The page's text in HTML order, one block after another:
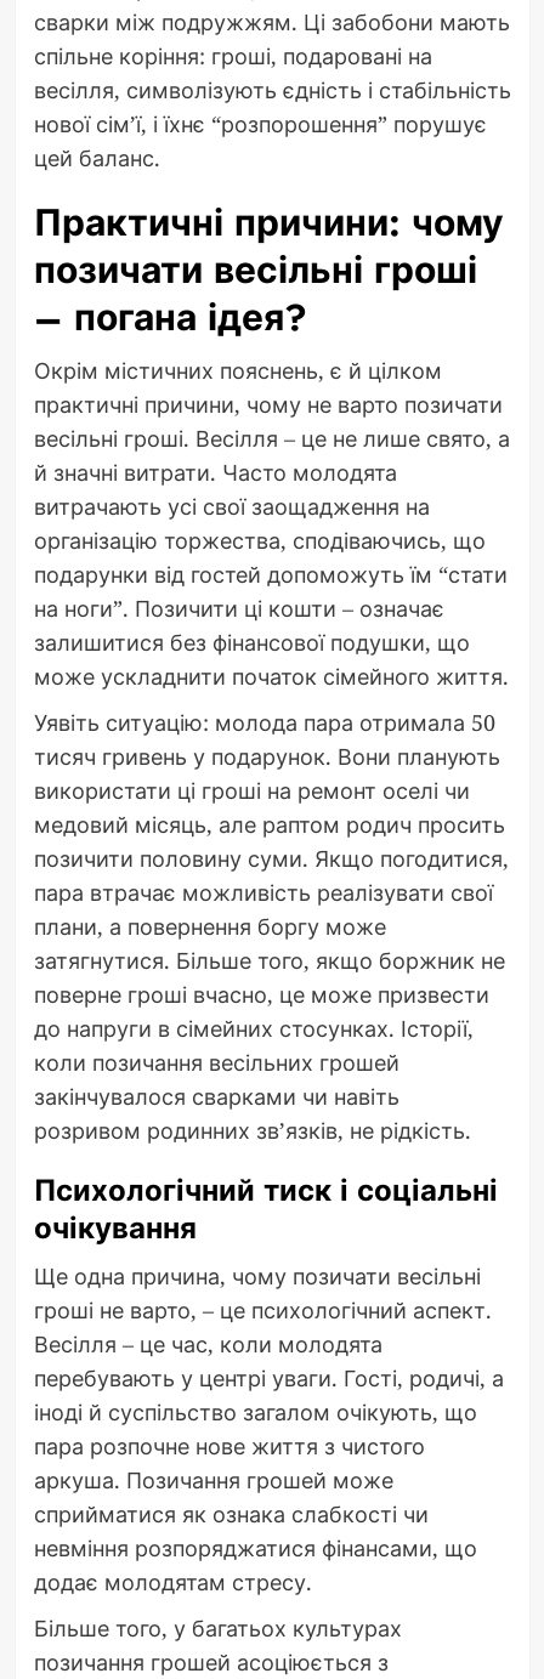
сварки між подружжям. Ці забобони мають
спільне коріння: гроші, подаровані на
весілля, символізують єдність і стабільність
нової сім’ї, і їхнє “розпорошення” порушує
цей баланс.
Практичні причини: чому
позичати весільні гроші
– погана ідея?
Окрім містичних пояснень, є й цілком
практичні причини, чому не варто позичати
весільні гроші. Весілля – це не лише свято, а
й значні витрати. Часто молодята
витрачають усі свої заощадження на
організацію торжества, сподіваючись, що
подарунки від гостей допоможуть їм “стати
на ноги”. Позичити ці кошти – означає
залишитися без фінансової подушки, що
може ускладнити початок сімейного життя.
Уявіть ситуацію: молода пара отримала 50
тисяч гривень у подарунок. Вони планують
використати ці гроші на ремонт оселі чи
медовий місяць, але раптом родич просить
позичити половину суми. Якщо погодитися,
пара втрачає можливість реалізувати свої
плани, а повернення боргу може
затягнутися. Більше того, якщо боржник не
поверне гроші вчасно, це може призвести
до напруги в сімейних стосунках. Історії,
коли позичання весільних грошей
закінчувалося сварками чи навіть
розривом родинних зв’язків, не рідкість.
Психологічний тиск і соціальні
очікування
Ще одна причина, чому позичати весільні
гроші не варто, – це психологічний аспект.
Весілля – це час, коли молодята
перебувають у центрі уваги. Гості, родичі, а
іноді й суспільство загалом очікують, що
пара розпочне нове життя з чистого
аркуша. Позичання грошей може
сприйматися як ознака слабкості чи
невміння розпоряджатися фінансами, що
додає молодятам стресу.
Більше того, у багатьох культурах
позичання грошей асоціюється з